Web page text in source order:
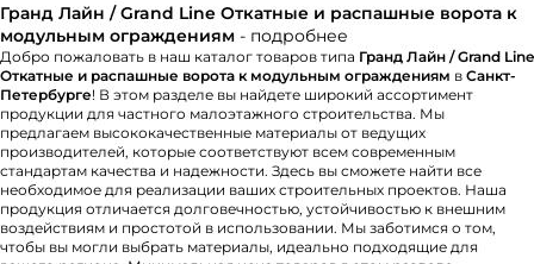
Гранд Лайн / Grand Line Откатные и распашные ворота к
модульным ограждениям - подробнее
Добро пожаловать в наш каталог товаров типа Гранд Лайн / Grand Line
Откатные и распашные ворота к модульным ограждениям в Санкт-
Петербурге! В этом разделе вы найдете широкий ассортимент
продукции для частного малоэтажного строительства. Мы
предлагаем высококачественные материалы от ведущих
производителей, которые соответствуют всем современным
стандартам качества и надежности. Здесь вы сможете найти все
необходимое для реализации ваших строительных проектов. Наша
продукция отличается долговечностью, устойчивостью к внешним
воздействиям и простотой в использовании. Мы заботимся о том,
чтобы вы могли выбрать материалы, идеально подходящие для